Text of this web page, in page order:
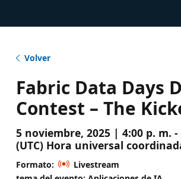
Volver
Fabric Data Days
Contest – The
5 noviembre, 2025 | 4:00 p. m. -
(UTC) Hora universal
Formato:
Livestream